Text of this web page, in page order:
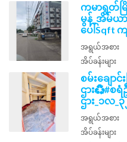
ကမာရွတ်မ
မွန်_အိမ်ယ
ပေါ်Sqft
အရွယ်အစား
အိပ်ခန်းများ
စမ်းချေ
ဌား♻️#စ
ဌား_၁လ_
အရွယ်အစား
အိပ်ခန်းများ